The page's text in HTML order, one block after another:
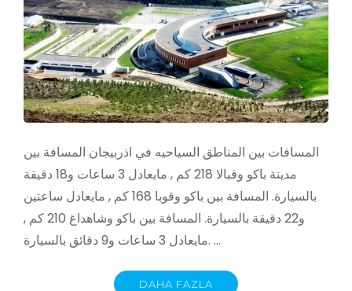
المسافات بين المناطق السياحيه في اذربيجان المسافة بين
مدينة باكو وقبالا 218 كم , مايعادل 3 ساعات و18 دقيقة
بالسيارة. المسافة بين باكو وقوبا 168 كم , مايعادل ساعتين
و22 دقيقة بالسيارة. المسافة بين باكو وشاهداغ 210 كم ,
مايعادل 3 ساعات و9 دقائق بالسيارة. …
DAHA FAZLA